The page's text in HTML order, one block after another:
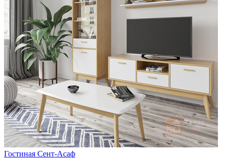
Гостиная Сент-Асаф